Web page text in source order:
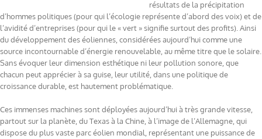
résultats de la précipitation
d’hommes politiques (pour qui l’écologie représente d’abord des voix) et de
l’avidité d’entreprises (pour qui le « vert » signifie surtout des profits). Ainsi
du développement des éoliennes, considérées aujourd’hui comme une
source incontournable d’énergie renouvelable, au même titre que le solaire.
Sans évoquer leur dimension esthétique ni leur pollution sonore, que
chacun peut apprécier à sa guise, leur utilité, dans une politique de
croissance durable, est hautement problématique.
Ces immenses machines sont déployées aujourd’hui à très grande vitesse,
partout sur la planète, du Texas à la Chine, à l’image de l’Allemagne, qui
dispose du plus vaste parc éolien mondial, représentant une puissance de